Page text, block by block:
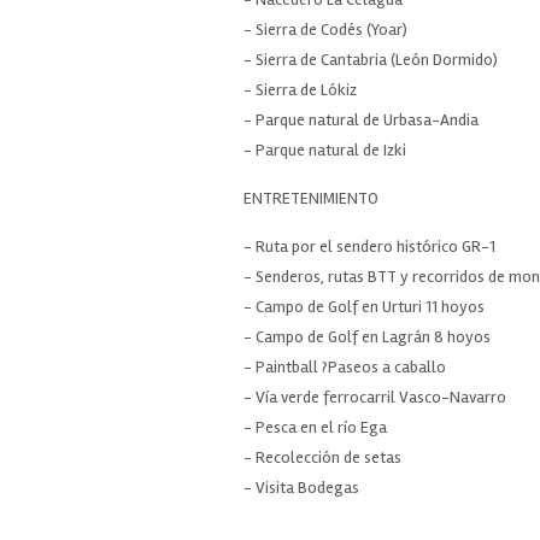
- Sierra de Codés (Yoar)
- Sierra de Cantabria (León Dormido)
- Sierra de Lókiz
- Parque natural de Urbasa-Andia
- Parque natural de Izki
ENTRETENIMIENTO
- Ruta por el sendero histórico GR-1
- Senderos, rutas BTT y recorridos de
- Campo de Golf en Urturi 11 hoyos
- Campo de Golf en Lagrán 8 hoyos
- Paintball ?Paseos a caballo
- Vía verde ferrocarril Vasco-Navarro
- Pesca en el río Ega
- Recolección de setas
- Visita Bodegas